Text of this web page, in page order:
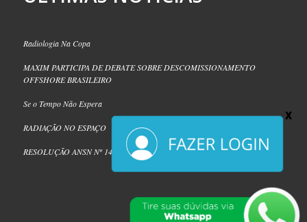
Radiologia Na Copa
MAXIM PARTICIPA DE DEBATE SOBRE DESCOMISSIONAMENTO
OFFSHORE BRASILEIRO
Se o Tempo Não Espera
RADIAÇÃO NO ESPAÇO
RESOLUÇÃO ANSN Nº 14/2026